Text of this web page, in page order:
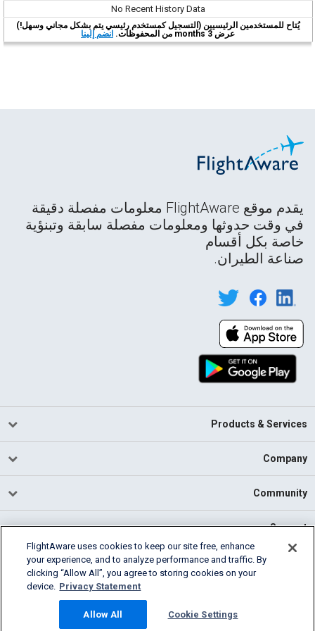
No Recent History Data
يُتاح للمستخدمين الرئيسيين (التسجيل كمستخدم رئيسي يتم بشكل مجاني وسهل!)
عرض 3 months من المحفوظات.
انضم إلينا
يقدم موقع FlightAware معلومات مفصلة دقيقة
في وقت حدوثها ومعلومات مفصلة سابقة وتبنؤية
خاصة بكل أقسام
صناعة الطيران.
Products & Services
Company
Community
Support
Cookie Settings
FlightAware uses cookies to keep our site free, enhance
your experience, and to analyze performance and traffic. By
clicking “Allow All”, you agree to storing cookies on your
device. Privacy Statement
Cookie Settings
Allow All